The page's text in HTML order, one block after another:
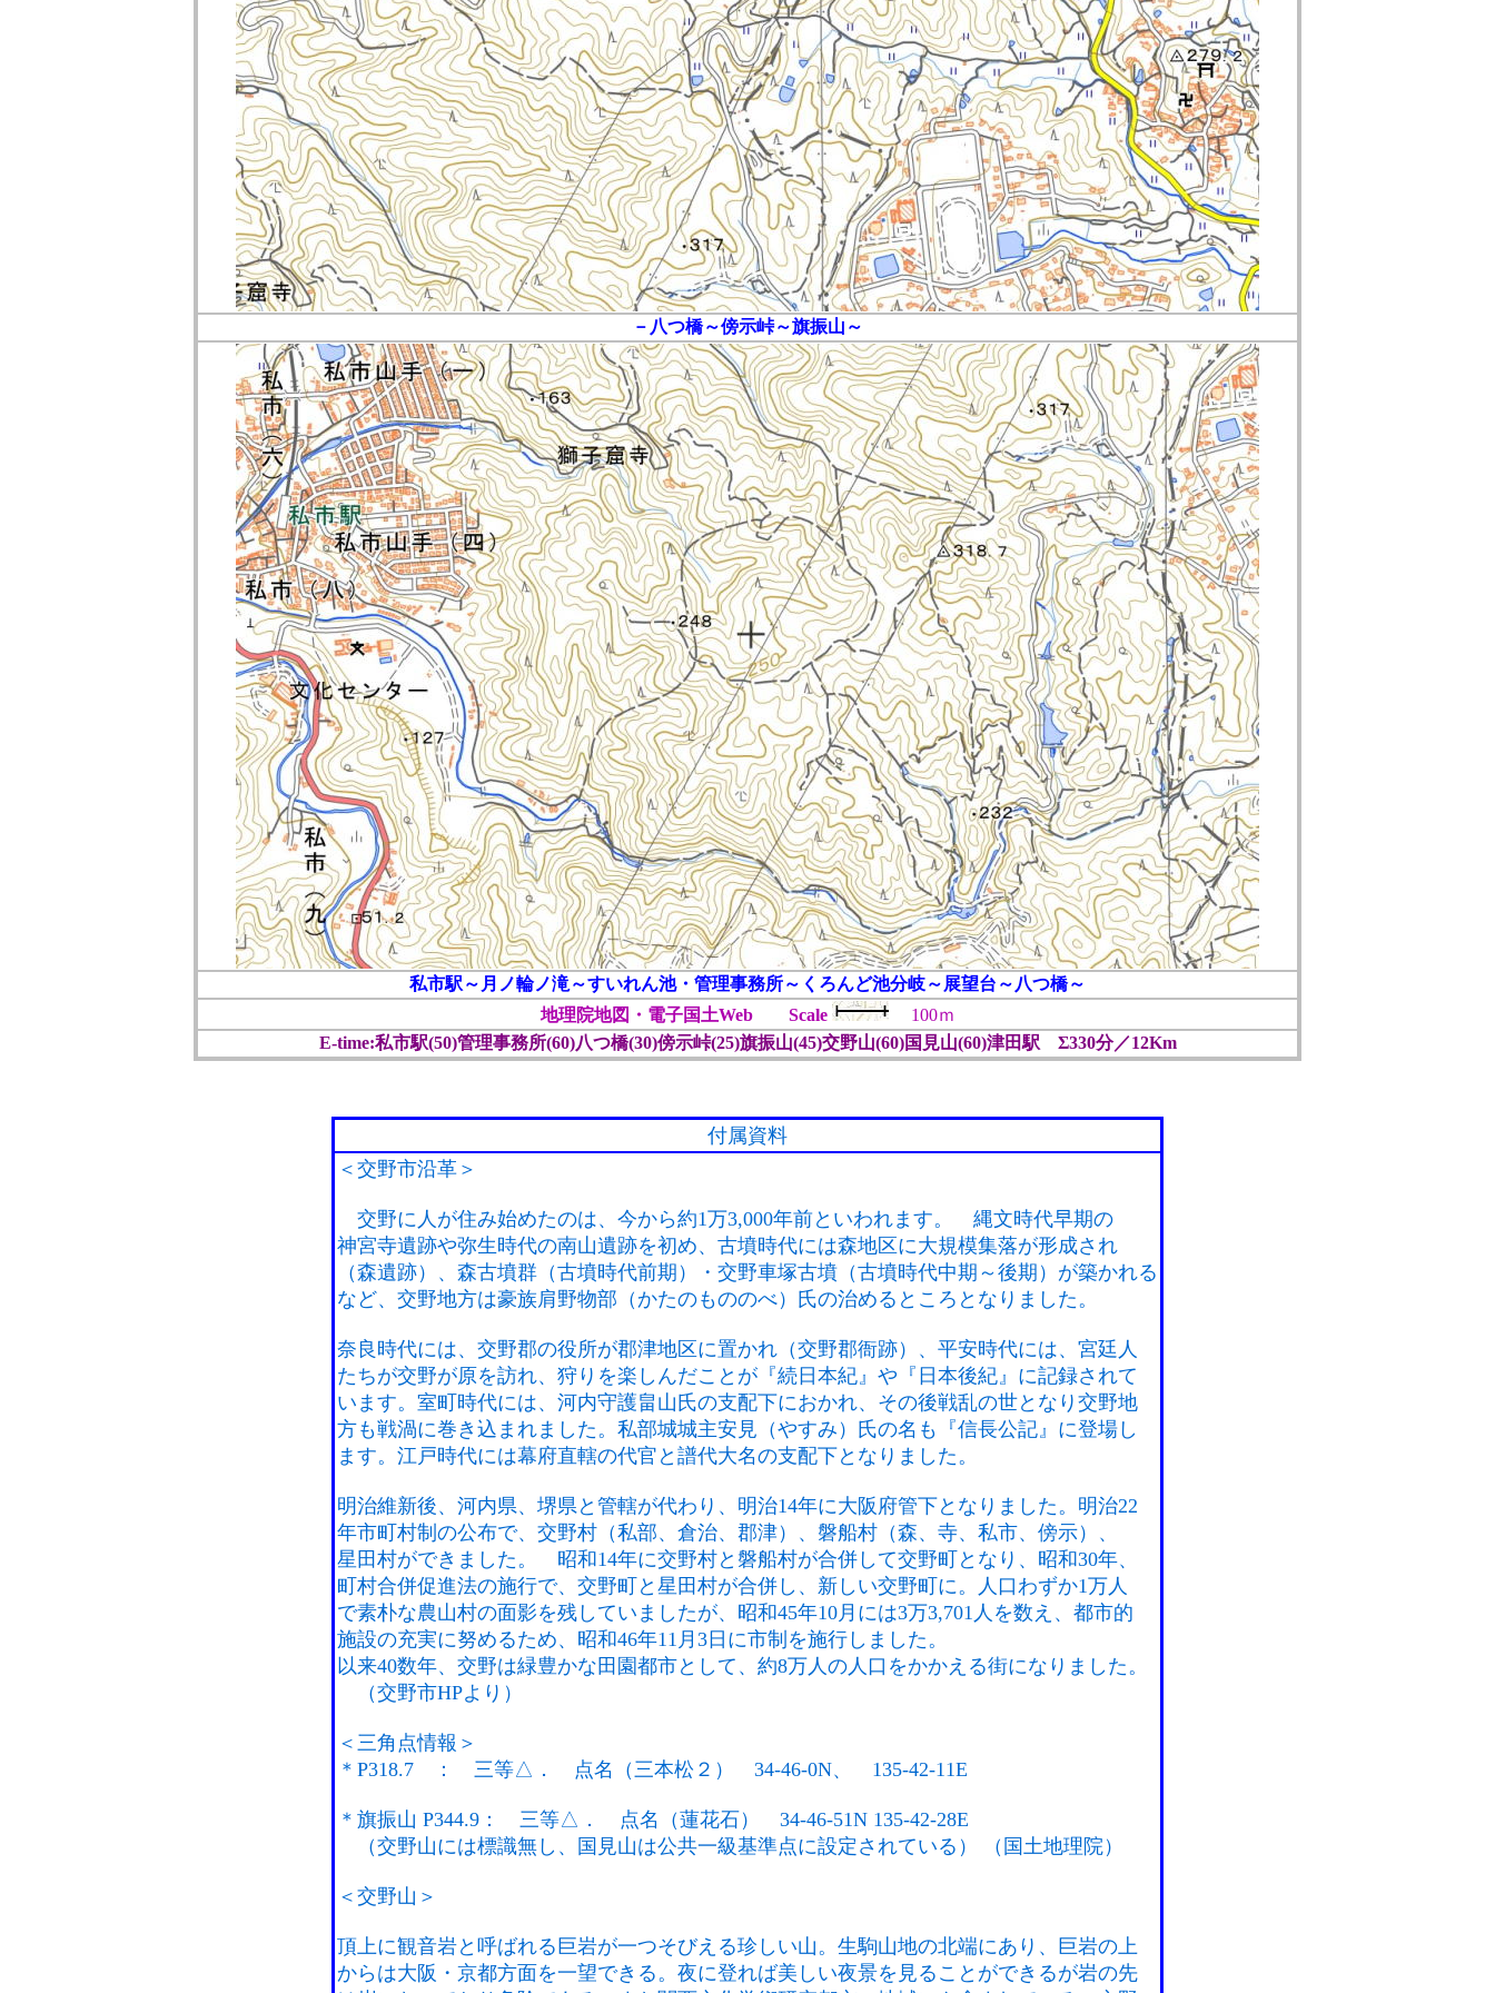
－八つ橋～傍示峠～旗振山～
私市駅～月ノ輪ノ滝～すいれん池・管理事務所～くろんど池分岐～展望台～八つ橋～
地理院地図・電子国土Web
Scale
100ｍ
E-time:私市駅(50)管理事務所(60)八つ橋(30)傍示峠(25)旗振山(45)交野山(60)国見山(60)津田駅 Σ330分／12Km
付属資料
＜交野市沿革＞
交野に人が住み始めたのは、今から約1万3,000年前といわれます。 縄文時代早期の
神宮寺遺跡や弥生時代の南山遺跡を初め、古墳時代には森地区に大規模集落が形成され
（森遺跡）、森古墳群（古墳時代前期）・交野車塚古墳（古墳時代中期～後期）が築かれる
など、交野地方は豪族肩野物部（かたのもののべ）氏の治めるところとなりました。
奈良時代には、交野郡の役所が郡津地区に置かれ（交野郡衙跡）、平安時代には、宮廷人
たちが交野が原を訪れ、狩りを楽しんだことが『続日本紀』や『日本後紀』に記録されて
います。室町時代には、河内守護畠山氏の支配下におかれ、その後戦乱の世となり交野地
方も戦渦に巻き込まれました。私部城城主安見（やすみ）氏の名も『信長公記』に登場し
ます。江戸時代には幕府直轄の代官と譜代大名の支配下となりました。
明治維新後、河内県、堺県と管轄が代わり、明治14年に大阪府管下となりました。明治22
年市町村制の公布で、交野村（私部、倉治、郡津）、磐船村（森、寺、私市、傍示）、
星田村ができました。 昭和14年に交野村と磐船村が合併して交野町となり、昭和30年、
町村合併促進法の施行で、交野町と星田村が合併し、新しい交野町に。人口わずか1万人
で素朴な農山村の面影を残していましたが、昭和45年10月には3万3,701人を数え、都市的
施設の充実に努めるため、昭和46年11月3日に市制を施行しました。
以来40数年、交野は緑豊かな田園都市として、約8万人の人口をかかえる街になりました。
（交野市HPより）
＜三角点情報＞
＊P318.7 ： 三等△． 点名（三本松２） 34-46-0N、 135-42-11E
＊旗振山 P344.9： 三等△． 点名（蓮花石） 34-46-51N 135-42-28E
（交野山には標識無し、国見山は公共一級基準点に設定されている） （国土地理院）
＜交野山＞
頂上に観音岩と呼ばれる巨岩が一つそびえる珍しい山。生駒山地の北端にあり、巨岩の上
からは大阪・京都方面を一望できる。夜に登れば美しい夜景を見ることができるが岩の先